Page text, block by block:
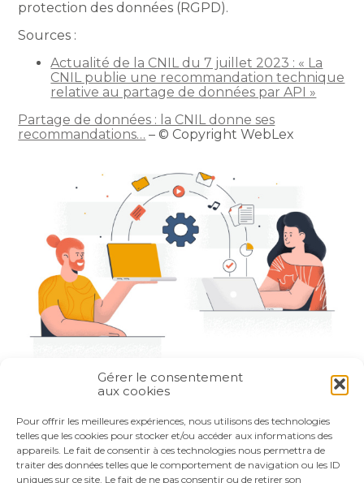
Gérer le consentement
aux cookies
Pour offrir les meilleures expériences, nous utilisons des technologies
telles que les cookies pour stocker et/ou accéder aux informations des
appareils. Le fait de consentir à ces technologies nous permettra de
traiter des données telles que le comportement de navigation ou les ID
uniques sur ce site. Le fait de ne pas consentir ou de retirer son
protection des données (RGPD).
Sources :
Actualité de la CNIL du 7 juillet 2023 : « La
CNIL publie une recommandation technique
relative au partage de données par API »
Partage de données : la CNIL donne ses
recommandations… – © Copyright WebLex
FaceBook
TwitterLinkedIn